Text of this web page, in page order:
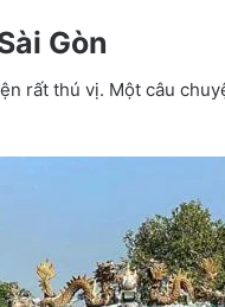
Gòn
rất thú vị. Một câu